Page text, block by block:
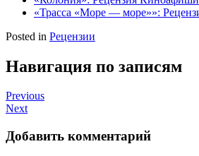
«Трасса «Море — море»»:
Posted in Рецензии
Навигация по записям
Previous
Next
Добавить комментарий